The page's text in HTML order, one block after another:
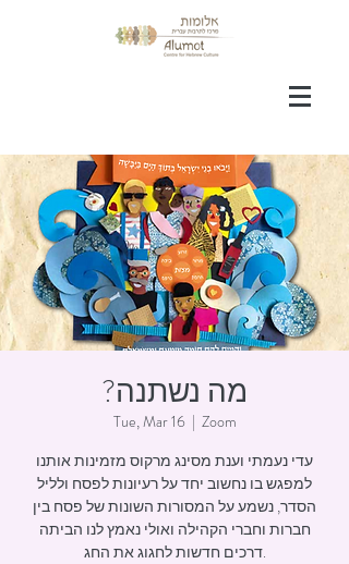
?מה נשתנה
Tue, Mar 16
  |
Zoom
עדי נעמתי וענת מסינג מרקוס מזמינות אותנו
למפגש בו נחשוב יחד על רעיונות לפסח ולליל
הסדר, נשמע על המסורות השונות של פסח בין
חברות וחברי הקהילה ואולי נאמץ לנו הביתה
דרכים חדשות לחגוג את החג.